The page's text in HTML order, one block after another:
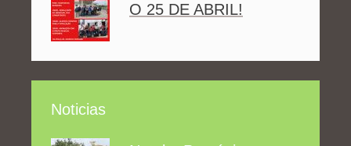
O 25 DE ABRIL!
Noticias